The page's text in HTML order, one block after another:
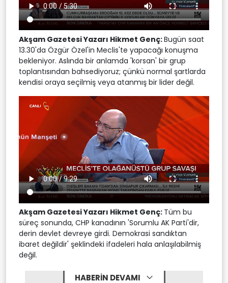
Akşam Gazetesi Yazarı Hikmet Genç:Bugün saat
13.30'da Özgür Özel'in Meclis'te yapacağı konuşma
bekleniyor. Aslında bir anlamda 'korsan' bir grup
toplantısından bahsediyoruz; çünkü normal şartlarda
kendisi oraya seçilmiş veya atanmış bir lider değil.
Akşam Gazetesi Yazarı Hikmet Genç: Tüm bu
süreç sonunda, CHP kanadının 'Sorumlu AK Parti'dir,
derin devlet devreye girdi. Demokrasi sandıktan
ibaret değildir' şeklindeki ifadeleri hala anlaşılabilmiş
değil.
HABERİN DEVAMI